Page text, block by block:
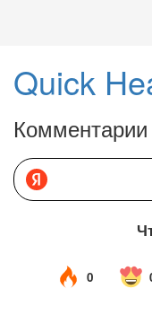
Quick